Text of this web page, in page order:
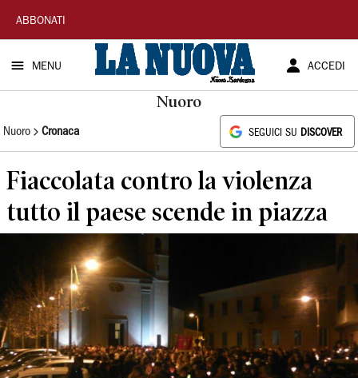
La
Nuova
Sardegna
ABBONATI
MENU ACCEDI
Nuoro
Nuoro Cronaca SEGUICI SU DISCOVER
Fiaccolata contro la violenza
tutto il paese scende in piazza